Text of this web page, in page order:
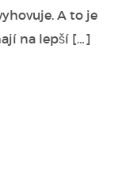
A to je
na lepší […]